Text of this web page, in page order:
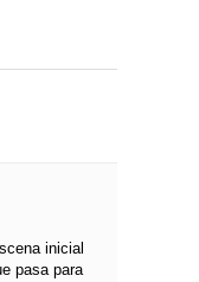
inicial
pasa para